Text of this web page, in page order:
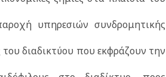
υπηρεσιών συνδρομητικής
διαδικτύου που εκφράζουν την